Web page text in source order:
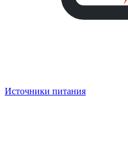
Источники питания